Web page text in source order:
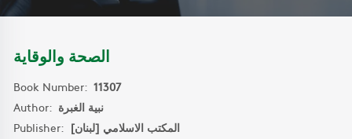
الصحة والوقاية
Book Number: 11307
Author: نبية الغبرة
Publisher: المكتب الاسلامي [لبنان]